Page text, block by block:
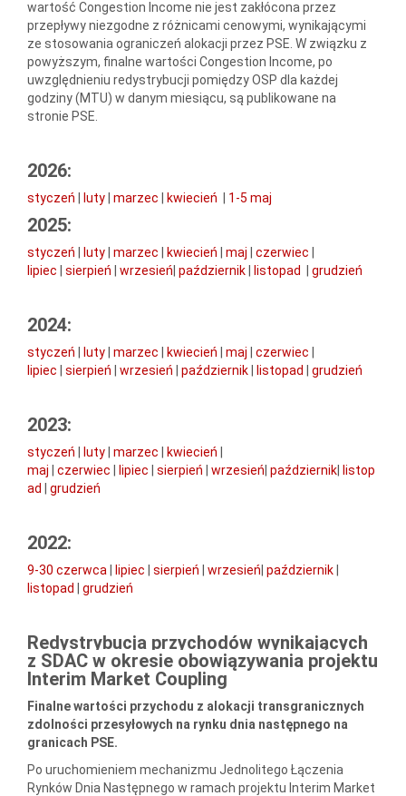
wartość Congestion Income nie jest zakłócona przez
przepływy niezgodne z różnicami cenowymi, wynikającymi
ze stosowania ograniczeń alokacji przez PSE. W związku z
powyższym, finalne wartości Congestion Income, po
uwzględnieniu redystrybucji pomiędzy OSP dla każdej
godziny (MTU) w danym miesiącu, są publikowane na
stronie PSE.
2026:
styczeń luty marzec kwiecień 1-5 maj
2025:
styczeń luty marzec kwiecień maj czerwiec
lipiec
sierpień wrzesień październik listopad grudzień
2024:
styczeń luty marzec kwiecień maj czerwiec
lipiec
sierpień wrzesień październik istopad grudzień
2023:
styczeń luty marzec kwiecień
maj
czerwiec lipiec sierpień wrzesień październik listop
ad
grudzień
2022:
9-30 czerwca lipiec sierpień wrzesień październik
listopad
grudzień
Redystrybucja przychodów wynikających
z SDAC w okresie obowiązywania projektu
Interim Market Coupling
Finalne wartości przychodu z alokacji transgranicznych
zdolności przesyłowych na rynku dnia następnego na
granicach PSE.
Po uruchomieniem mechanizmu Jednolitego Łączenia
Rynków Dnia Następnego w ramach projektu Interim Market